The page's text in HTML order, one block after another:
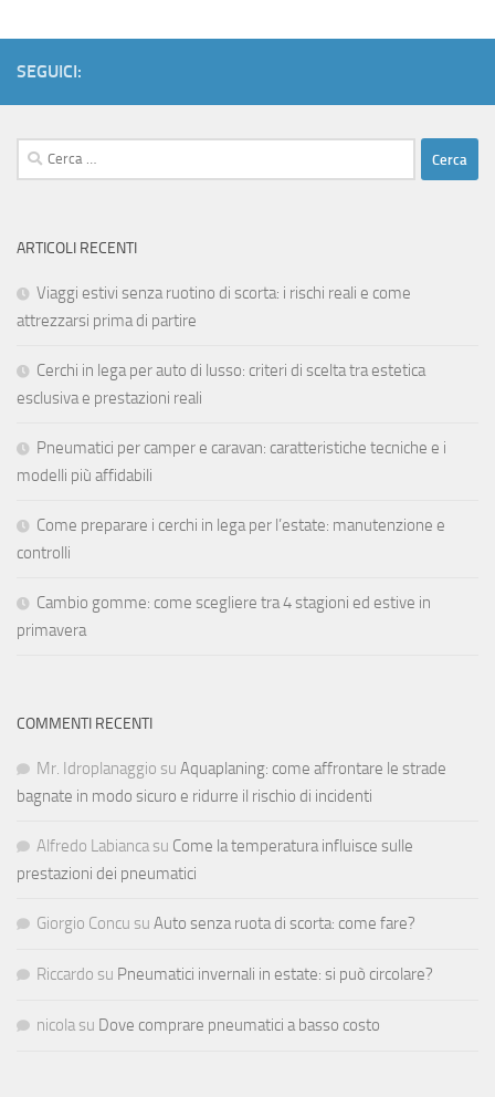
SEGUICI:
Ricerca
per:
ARTICOLI RECENTI
Viaggi estivi senza ruotino di scorta: i rischi reali e come
attrezzarsi prima di partire
Cerchi in lega per auto di lusso: criteri di scelta tra estetica
esclusiva e prestazioni reali
Pneumatici per camper e caravan: caratteristiche tecniche e i
modelli più affidabili
Come preparare i cerchi in lega per l’estate: manutenzione e
controlli
Cambio gomme: come scegliere tra 4 stagioni ed estive in
primavera
COMMENTI RECENTI
Mr. Idroplanaggio su Aquaplaning: come affrontare le strade
bagnate in modo sicuro e ridurre il rischio di incidenti
Alfredo Labianca su Come la temperatura influisce sulle
prestazioni dei pneumatici
Giorgio Concu su Auto senza ruota di scorta: come fare?
Riccardo su Pneumatici invernali in estate: si può circolare?
nicola su Dove comprare pneumatici a basso costo